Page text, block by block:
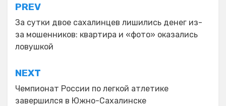
Навигация
по
записям
PREV
За сутки двое сахалинцев лишились денег из-
за мошенников: квартира и «фото» оказались
ловушкой
NEXT
Чемпионат России по легкой атлетике
завершился в Южно-Сахалинске